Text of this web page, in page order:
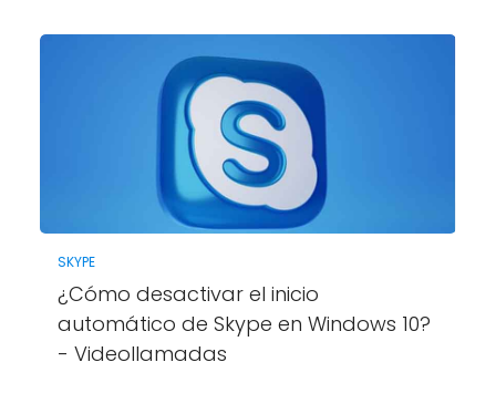
SKYPE
¿Cómo desactivar el inicio
automático de Skype en Windows 10?
- Videollamadas